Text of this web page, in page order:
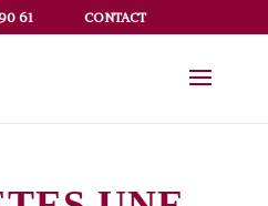
61 CONTACT